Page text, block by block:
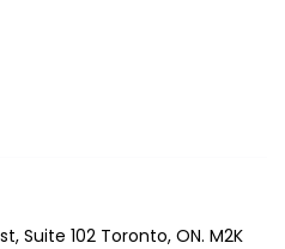
Suite 102 Toronto, ON. M2K